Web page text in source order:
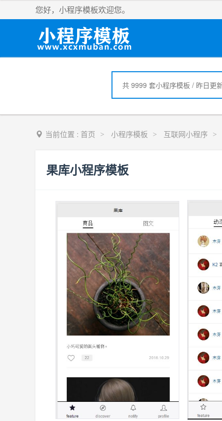
您好，小程序模板欢迎您。
当前位置 : 首页 > 小程序模板 > 互联网小程序 >
果库小程序模板